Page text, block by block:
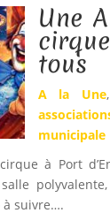
Une
tous
A la Une
municipale
à Port
à suivre….